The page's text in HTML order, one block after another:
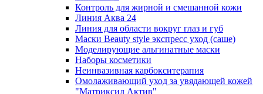
Контроль для жирной и смешанной кожи
Линия Аква 24
Линия для области вокруг глаз и губ
Маски Beauty style экспресс уход (саше)
Моделирующие альгинатные маски
Наборы косметики
Неинвазивная карбокситерапия
Омолаживающий уход за увядающей кожей
"Матриксил Актив"